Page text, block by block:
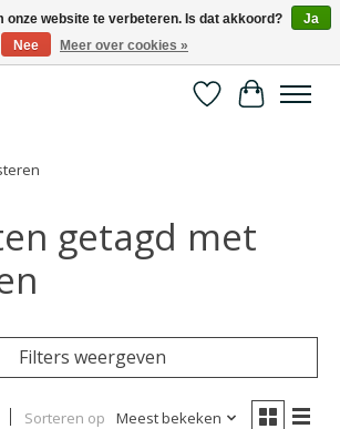
en gezondheid
Verlanglijst
getagd met
Filters weergeven
Sorteren op Meest bekeken
onze website te verbeteren. Is dat akkoord?
Ja
Nee
Meer over cookies »